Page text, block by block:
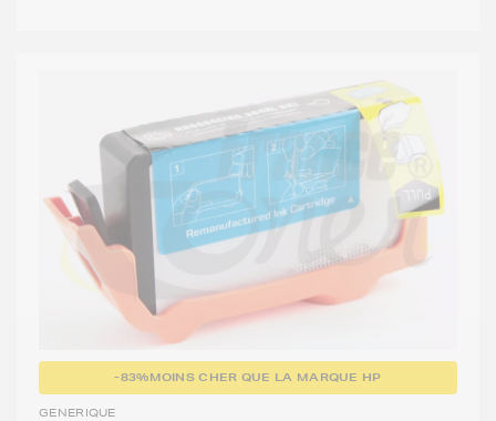
-83%MOINS CHER QUE LA MARQUE HP
GENERIQUE